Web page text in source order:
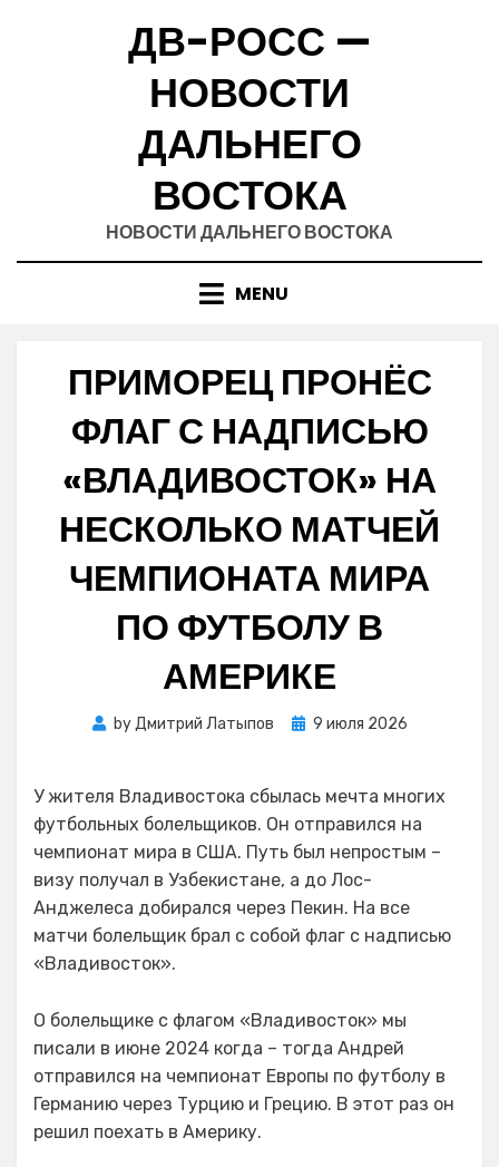
ДВ-РОСС —
НОВОСТИ
ДАЛЬНЕГО
ВОСТОКА
НОВОСТИ ДАЛЬНЕГО ВОСТОКА
MENU
ПРИМОРЕЦ ПРОНЁС
ФЛАГ С НАДПИСЬЮ
«ВЛАДИВОСТОК» НА
НЕСКОЛЬКО МАТЧЕЙ
ЧЕМПИОНАТА МИРА
ПО ФУТБОЛУ В
АМЕРИКЕ
byДмитрий Латыпов
Posted
9 июля 2026
У жителя Владивостока сбылась мечта многих
футбольных болельщиков. Он отправился на
чемпионат мира в США. Путь был непростым –
визу получал в Узбекистане, а до Лос-
Анджелеса добирался через Пекин. На все
матчи болельщик брал с собой флаг с надписью
«Владивосток».
О болельщике с флагом «Владивосток» мы
писали в июне 2024 когда – тогда Андрей
отправился на чемпионат Европы по футболу в
Германию через Турцию и Грецию. В этот раз он
решил поехать в Америку.